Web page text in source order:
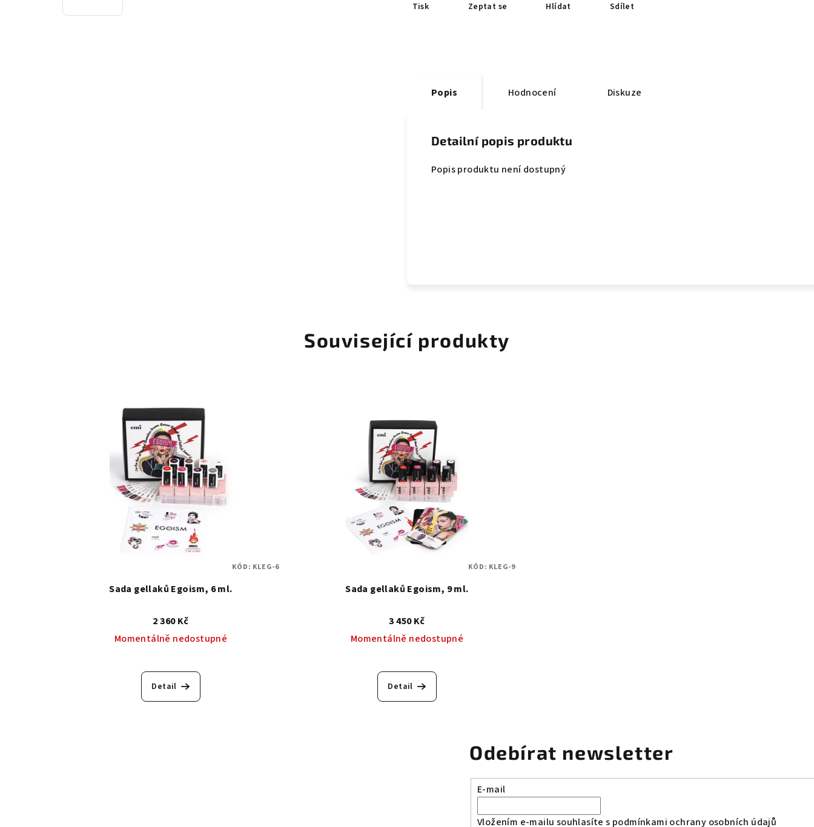
Tisk Zeptat se Hlídat Sdílet
Popis Hodnocení Diskuze
Detailní popis produktu
Popis produktu není dostupný
Související produkty
Sada gellaků Egoism, 6 ml.
2 360 Kč
Momentálně nedostupné
Detail
KÓD: KLEG-6
Sada gellaků Egoism, 9 ml.
3 450 Kč
Momentálně nedostupné
Detail
KÓD: KLEG-9
Odebírat newsletter
E-mail
Vložením e-mailu souhlasíte s podmínkami ochrany osobních údajů